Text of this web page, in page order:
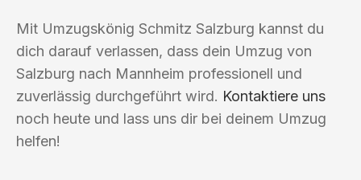
Mit Umzugskönig Schmitz Salzburg kannst du
dich darauf verlassen, dass dein Umzug von
Salzburg nach Mannheim professionell und
zuverlässig durchgeführt wird. Kontaktiere uns
noch heute und lass uns dir bei deinem Umzug
helfen!